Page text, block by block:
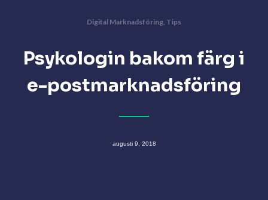
Digital Marknadsföring, Tips
Psykologin bakom färg i
e-postmarknadsföring
augusti 9, 2018